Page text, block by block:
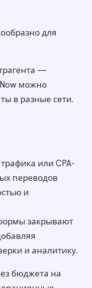
для
—
можно
в разные сети.
или CPA-
переводов
и
закрывают
и аналитику.
бюджета на